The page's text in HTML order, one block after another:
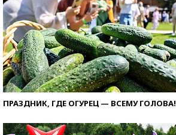
ПРАЗДНИК, ГДЕ ОГУРЕЦ — ВСЕМУ ГОЛОВА!